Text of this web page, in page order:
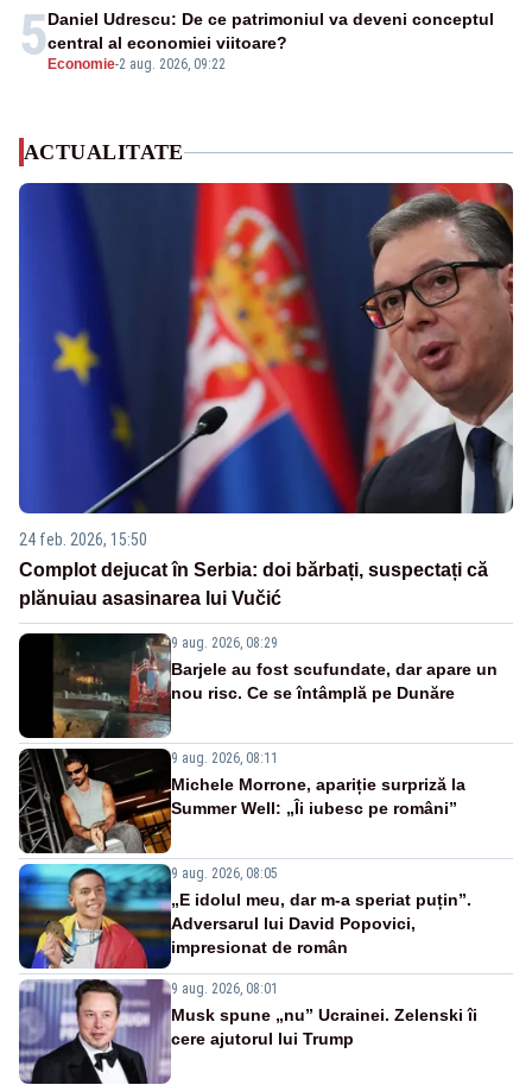
5 Economie-2 aug. 2026, 09:22
Daniel Udrescu: De ce patrimoniul va deveni conceptul
central al economiei viitoare?
ACTUALITATE
24 feb. 2026, 15:50
Complot dejucat în Serbia: doi bărbați, suspectați că
plănuiau asasinarea lui Vučić
9 aug. 2026, 08:29
Barjele au fost scufundate, dar apare un
nou risc. Ce se întâmplă pe Dunăre
9 aug. 2026, 08:11
Michele Morrone, apariție surpriză la
Summer Well: „Îi iubesc pe români”
9 aug. 2026, 08:05
„E idolul meu, dar m-a speriat puțin”.
Adversarul lui David Popovici,
impresionat de român
9 aug. 2026, 08:01
Musk spune „nu” Ucrainei. Zelenski îi
cere ajutorul lui Trump